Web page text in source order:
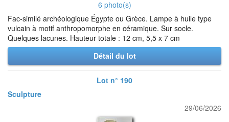
6 photo(s)
Fac-similé archéologique Égypte ou Grèce. Lampe à huile type
vulcain à motif anthropomorphe en céramique. Sur socle.
Quelques lacunes. Hauteur totale : 12 cm, 5,5 x 7 cm
Détail du lot
Lot n° 190
Sculpture
29/06/2026